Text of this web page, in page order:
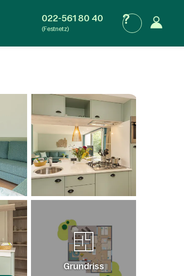
022-561 80 40
(Festnetz)
Grundriss